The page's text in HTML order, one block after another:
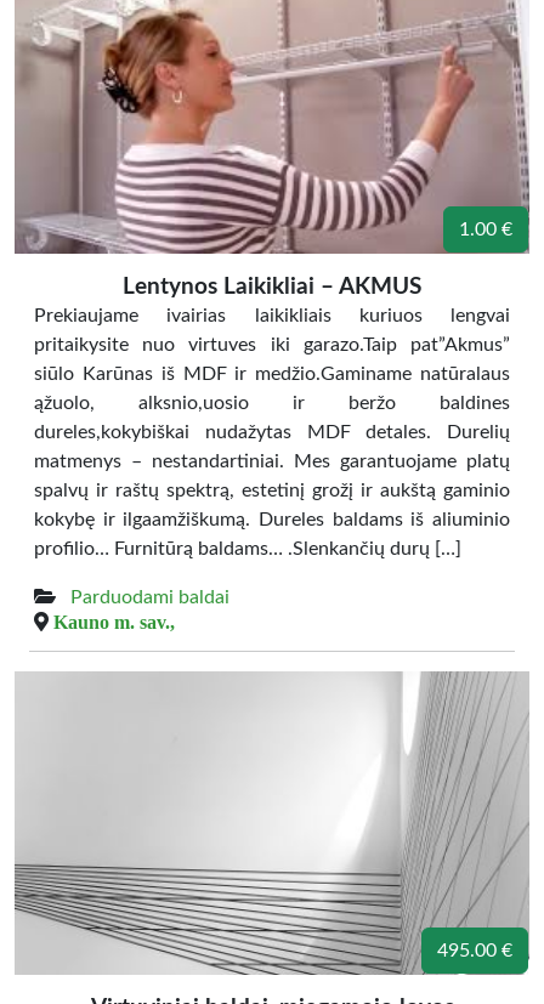
1.00 €
Lentynos Laikikliai – AKMUS
Prekiaujame ivairias laikikliais kuriuos lengvai
pritaikysite nuo virtuves iki garazo.Taip pat”Akmus”
siūlo Karūnas iš MDF ir medžio.Gaminame natūralaus
ąžuolo, alksnio,uosio ir beržo baldines
dureles,kokybiškai nudažytas MDF detales. Durelių
matmenys – nestandartiniai. Mes garantuojame platų
spalvų ir raštų spektrą, estetinį grožį ir aukštą gaminio
kokybę ir ilgaamžiškumą. Dureles baldams iš aliuminio
profilio… Furnitūrą baldams… .Slenkančių durų […]
Parduodami baldai
Kauno m. sav.,
495.00 €